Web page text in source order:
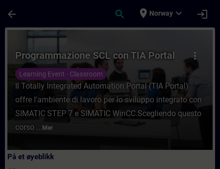
arrow_back search place Norway expand_more login
Kurs - Programmazione SCL con TIA
more_vert
Programmazione SCL con TIA Portal
Learning Event - Classroom
Il Totally Integrated Automation Portal (TIA Portal)
offre l'ambiente di lavoro per lo sviluppo integrato con
SIMATIC STEP 7 e SIMATIC WinCC.Scegliendo questo
corso ... Mer
På et øyeblikk